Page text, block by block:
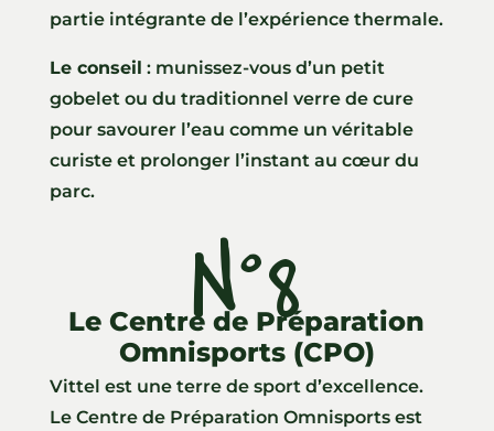
partie intégrante de l’expérience thermale.
Le conseil : munissez-vous d’un petit
gobelet ou du traditionnel verre de cure
pour savourer l’eau comme un véritable
curiste et prolonger l’instant au cœur du
parc.
N°8
Le Centre de Préparation
Omnisports (CPO)
Vittel est une terre de sport d’excellence.
Le Centre de Préparation Omnisports est